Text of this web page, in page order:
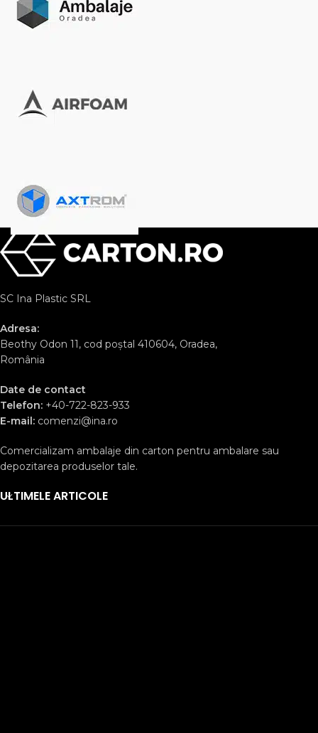
SC Ina Plastic SRL
Adresa:
Beothy Odon 11, cod poștal 410604, Oradea,
România
Date de contact
Telefon: +40-722-823-933
E-mail: comenzi@ina.ro
Comercializam ambalaje din carton pentru ambalare sau
depozitarea produselor tale.
ULTIMELE ARTICOLE